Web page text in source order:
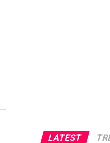
LATEST